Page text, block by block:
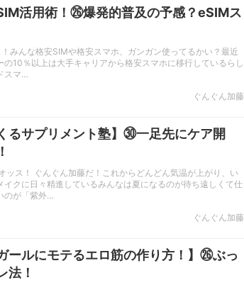
活用術！㉖爆発的普及の予感？eSIMス
みんな格安SIMや格安スマホ、ガンガン使ってるかい？最近
10％以上は大手キャリアから格安スマホに移行しているらし
スマ…
ぐんぐん加藤
るサプリメント塾】㉚一足先にケア開
ッス！ ぐんぐん加藤だ！これからどんどん気温が上がり、い
クに日々精進しているみんなは夏になるのが待ち遠しくて仕
のが「紫外…
ぐんぐん加藤
ールにモテるエロ筋の作り方！】㉖ぶっ
法！